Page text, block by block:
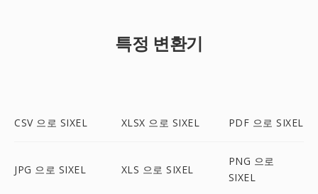
특정 변환기
CSV 으로 SIXEL XLSX 으로 SIXEL PDF 으로 SIXEL
JPG 으로 SIXEL XLS 으로 SIXEL
PNG 으로
SIXEL